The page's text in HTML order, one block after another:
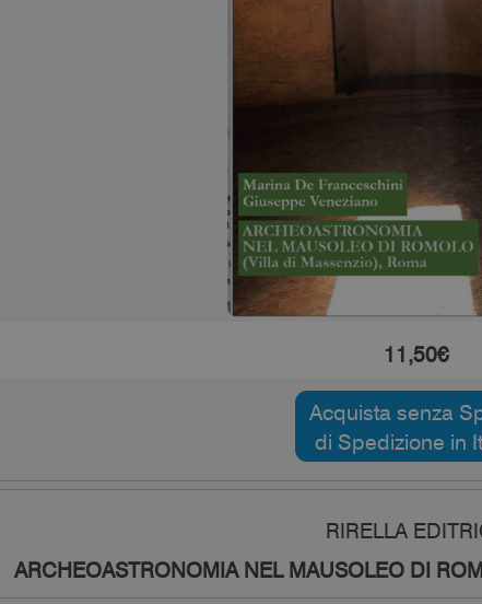
11,50€
Acquista senza
di Spedizione in
RIRELLA
ARCHEOASTRONOMIA NEL MAUSOLEO DI